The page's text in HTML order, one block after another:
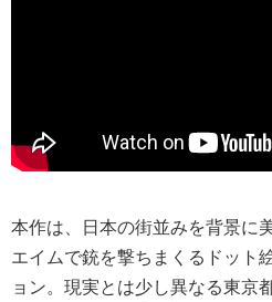
本作は、日本の街並みを背景に
エイムで銃を撃ちまくるドット
ョン。現実とは少し異なる東京